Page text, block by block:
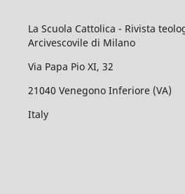
La Scuola Cattolica - Rivista
Arcivescovile di Milano
Via Papa Pio XI, 32
21040 Venegono Inferiore (VA)
Italy